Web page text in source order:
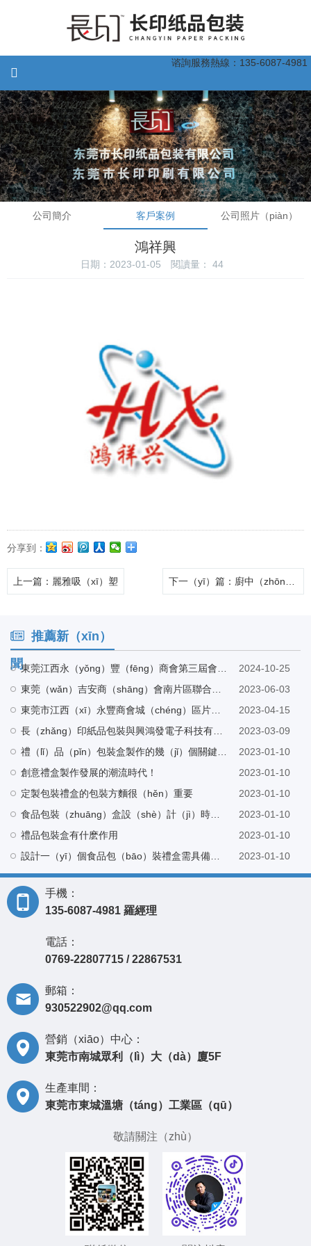
谘詢服務熱線：135-6087-4981
公司簡介 客戶案例 公司照片（piàn）
鴻祥興
日期：2023-01-05 閱讀量： 44
分享到：
上一篇 ：麗雅吸（xī）塑 下一（yī）篇 ：廚中（zhōng）鮮餐飲
推薦新（xīn）
聞
2024-10-25
2023-06-03
2023-04-15
2023-03-09
2023-01-10
創意禮盒製作發展的潮流時代！
2023-01-10
定製包裝禮盒的包裝方麵很（hěn）重要
2023-01-10
2023-01-10
禮品包裝盒有什麽作用
2023-01-10
2023-01-10
手機：
135-6087-4981 羅經理
電話：
0769-22807715 / 22867531
郵箱：
930522902@qq.com
營銷（xiāo）中心：
東莞市南城眾利（lì）大（dà）廈5F
生產車間：
東莞市東城溫塘（táng）工業區（qū）
敬請關注（zhù）